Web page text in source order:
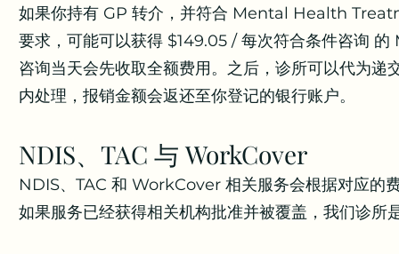
如果你持有 GP 转介，并符合 Mental Health
要求，可能可以获得 $149.05 / 每次符合条件咨询
咨询当天会先收取全额费用。之后，诊所可以代为
内处理，报销金额会返还至你登记的银行账户。
NDIS、TAC 与 WorkCover
NDIS、TAC 和 WorkCover 相关服务会根据对应的
如果服务已经获得相关机构批准并被覆盖，我们诊